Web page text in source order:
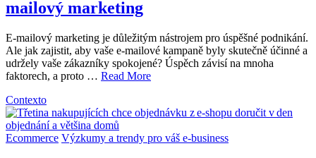
mailový marketing
E-mailový marketing je důležitým nástrojem pro úspěšné podnikání.
Ale jak zajistit, aby vaše e-mailové kampaně byly skutečně účinné a
udržely vaše zákazníky spokojené? Úspěch závisí na mnoha
faktorech, a proto … Read More
Contexto
Ecommerce Výzkumy a trendy pro váš e-business